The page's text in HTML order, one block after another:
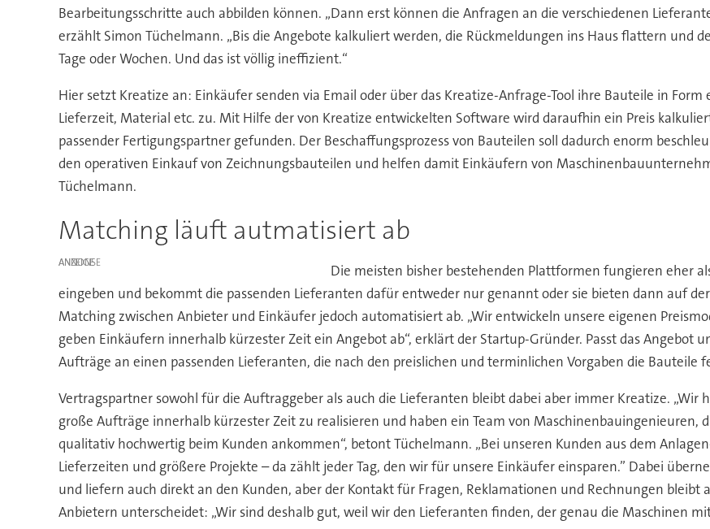
Bearbeitungsschritte auch abbilden können. „Dann erst können die Anfragen an die verschiedenen
erzählt Simon Tüchelmann. „Bis die Angebote kalkuliert werden, die Rückmeldungen ins Haus flattern und
Tage oder Wochen. Und das ist völlig ineffizient.“
Hier setzt Kreatize an: Einkäufer senden via Email oder über das Kreatize-Anfrage-Tool ihre Bauteile in
Lieferzeit, Material etc. zu. Mit Hilfe der von Kreatize entwickelten Software wird daraufhin ein Preis
passender Fertigungspartner gefunden. Der Beschaffungsprozess von Bauteilen soll dadurch enorm
den operativen Einkauf von Zeichnungsbauteilen und helfen damit Einkäufern von
Tüchelmann.
Matching läuft autmatisiert ab
ANZEIGE
Die meisten bisher bestehenden Plattformen fungieren eher
eingeben und bekommt die passenden Lieferanten dafür entweder nur genannt oder sie bieten dann auf
Matching zwischen Anbieter und Einkäufer jedoch automatisiert ab. „Wir entwickeln unsere eigenen
geben Einkäufern innerhalb kürzester Zeit ein Angebot ab“, erklärt der Startup-Gründer. Passt das Angebot
Aufträge an einen passenden Lieferanten, die nach den preislichen und terminlichen Vorgaben die Bauteile
Vertragspartner sowohl für die Auftraggeber als auch die Lieferanten bleibt dabei aber immer Kreatize.
große Aufträge innerhalb kürzester Zeit zu realisieren und haben ein Team von Maschinenbauingenieuren,
qualitativ hochwertig beim Kunden ankommen“, betont Tüchelmann. „Bei unseren Kunden aus dem
Lieferzeiten und größere Projekte – da zählt jeder Tag, den wir für unsere Einkäufer einsparen.” Dabei
und liefern auch direkt an den Kunden, aber der Kontakt für Fragen, Reklamationen und Rechnungen bleibt
Anbietern unterscheidet: „Wir sind deshalb gut, weil wir den Lieferanten finden, der genau die Maschinen